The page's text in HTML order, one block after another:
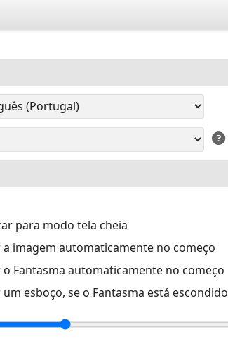
para modo tela cheia
imagem automaticamente no começo
Fantasma automaticamente no começo
esboço, se o Fantasma está escondido